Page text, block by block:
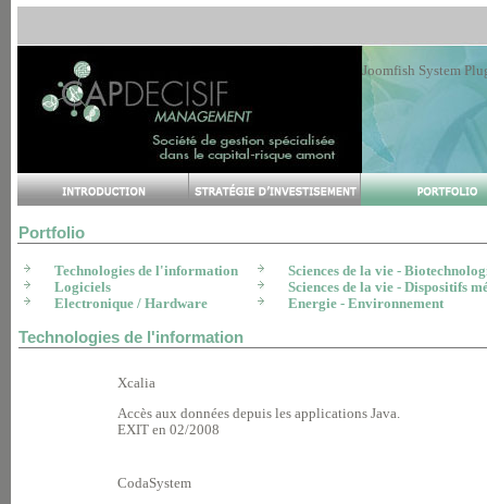
Joomfish System
Portfolio
Technologies de l'information
Logiciels
Electronique / Hardware
Sciences de la vie -
Sciences de la vie - Dispositifs
Energie - Environnement
Technologies de l'information
Xcalia
Accès aux données depuis les applications Java.
EXIT en 02/2008
CodaSystem